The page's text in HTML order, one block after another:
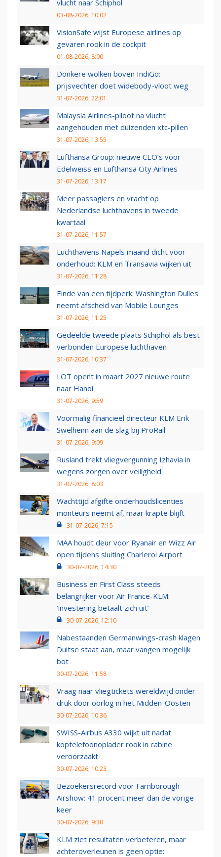
vlucht naar Schiphol
03-08-2026, 10:02
VisionSafe wijst Europese airlines op
gevaren rook in de cockpit
01-08-2026, 8:00
Donkere wolken boven IndiGo:
prijsvechter doet widebody-vloot weg
31-07-2026, 22:01
Malaysia Airlines-piloot na vlucht
aangehouden met duizenden xtc-pillen
31-07-2026, 13:55
Lufthansa Group: nieuwe CEO’s voor
Edelweiss en Lufthansa City Airlines
31-07-2026, 13:17
Meer passagiers en vracht op
Nederlandse luchthavens in tweede
kwartaal
31-07-2026, 11:57
Luchthavens Napels maand dicht voor
onderhoud: KLM en Transavia wijken uit
31-07-2026, 11:28
Einde van een tijdperk: Washington Dulles
neemt afscheid van Mobile Lounges
31-07-2026, 11:25
Gedeelde tweede plaats Schiphol als best
verbonden Europese luchthaven
31-07-2026, 10:37
LOT opent in maart 2027 nieuwe route
naar Hanoi
31-07-2026, 9:59
Voormalig financieel directeur KLM Erik
Swelheim aan de slag bij ProRail
31-07-2026, 9:09
Rusland trekt vliegvergunning Izhavia in
wegens zorgen over veiligheid
31-07-2026, 8:03
Wachttijd afgifte onderhoudslicenties
monteurs neemt af, maar krapte blijft
31-07-2026, 7:15
MAA houdt deur voor Ryanair en Wizz Air
open tijdens sluiting Charleroi Airport
30-07-2026, 14:30
Business en First Class steeds
belangrijker voor Air France-KLM:
‘investering betaalt zich uit’
30-07-2026, 12:10
Nabestaanden Germanwings-crash klagen
Duitse staat aan, maar vangen mogelijk
bot
30-07-2026, 11:58
Vraag naar vliegtickets wereldwijd onder
druk door oorlog in het Midden-Oosten
30-07-2026, 10:36
SWISS-Airbus A330 wijkt uit nadat
koptelefoonoplader rook in cabine
veroorzaakt
30-07-2026, 10:23
Bezoekersrecord voor Farnborough
Airshow: 41 procent meer dan de vorige
keer
30-07-2026, 9:30
KLM ziet resultaten verbeteren, maar
achteroverleunen is geen optie: